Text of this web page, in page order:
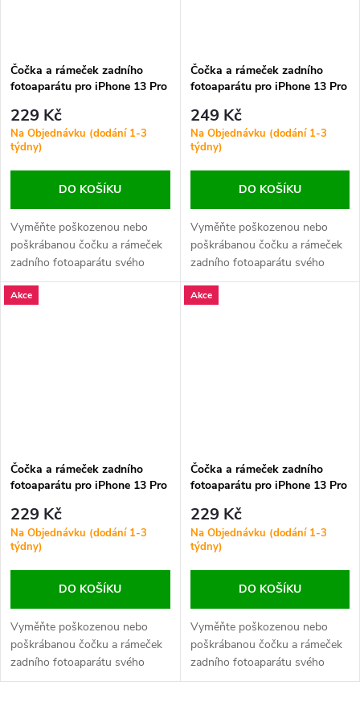
Čočka a rámeček zadního
fotoaparátu pro iPhone 13 Pro
v jedné sadě
229 Kč
Na Objednávku (dodání 1-3
týdny)
DO KOŠÍKU
Vyměňte poškozenou nebo
poškrábanou čočku a rámeček
zadního fotoaparátu svého
iPhonu 13 Pro nebo 13 Pro
Max. Zajistěte čistý obraz a
Čočka a rámeček zadního
fotoaparátu pro iPhone 13 Pro
v jedné sadě
249 Kč
Na Objednávku (dodání 1-3
týdny)
DO KOŠÍKU
Vyměňte poškozenou nebo
poškrábanou čočku a rámeček
zadního fotoaparátu svého
iPhonu 13 Pro nebo 13 Pro
Max. Zajistěte čistý obraz a
Akce
Čočka a rámeček zadního
fotoaparátu pro iPhone 13 Pro
v jedné sadě
229 Kč
Na Objednávku (dodání 1-3
týdny)
DO KOŠÍKU
Vyměňte poškozenou nebo
poškrábanou čočku a rámeček
zadního fotoaparátu svého
iPhonu 13 Pro nebo 13 Pro
Akce
Čočka a rámeček zadního
fotoaparátu pro iPhone 13 Pro
v jedné sadě
229 Kč
Na Objednávku (dodání 1-3
týdny)
DO KOŠÍKU
Vyměňte poškozenou nebo
poškrábanou čočku a rámeček
zadního fotoaparátu svého
iPhonu 13 Pro nebo 13 Pro